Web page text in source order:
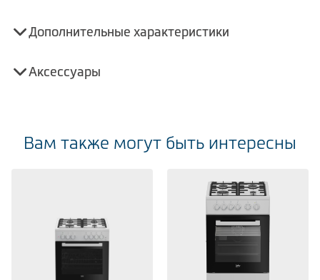
Дополнительные характеристики
Аксессуары
Вам также могут быть интересны